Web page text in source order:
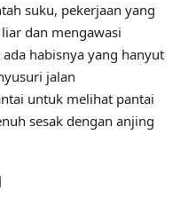
suku, pekerjaan yang
dan mengawasi
habisnya yang hanyut
jalan
untuk melihat pantai
sesak dengan anjing